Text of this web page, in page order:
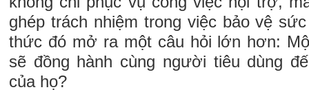
ghép trách nhiệm trong việc bảo vệ
thức đó mở ra một câu hỏi lớn hơn:
sẽ đồng hành cùng người tiêu dùng
của họ?